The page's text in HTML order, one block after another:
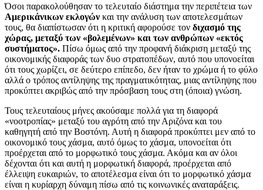
Όσοι παρακολούθησαν το τελευταίο διάστημα την περιπέτεια των
Αμερικάνικων εκλογών και την ανάλυση των αποτελεσμάτων
τους, θα διαπίστωσαν ότι η κριτική αφορούσε τον διχασμό της
χώρας, μεταξύ των «βολεμένων» και των ανθρώπων «εκτός
συστήματος». Πίσω όμως από την προφανή διάκριση μεταξύ της
οικονομικής διαφοράς των δυο στρατοπέδων, αυτό που υπονοείται
ότι τους χωρίζει, σε δεύτερο επίπεδο, δεν ήταν το χρώμα ή το φύλο
αλλά ο τρόπος αντίληψης της πραγματικότητας, μιας αντίληψης που
προκύπτει ακριβώς από την πρόσβαση τους στη (όποια) γνώση.
Τους τελευταίους μήνες ακούσαμε πολλά για τη διαφορά
«νοοτροπίας» μεταξύ του αγρότη από την Αριζόνα και του
καθηγητή από την Βοστόνη. Αυτή η διαφορά προκύπτει μεν από το
οικονομικό τους χάσμα, αυτό όμως το χάσμα, υπονοείται ότι
προέρχεται από το μορφωτικό τους χάσμα. Ακόμα και αν όλοι
δέχονται ότι και αυτή η μορφωτική διαφορά, προέρχεται από
έλλειψη ευκαιριών, το αποτέλεσμα είναι ότι το μορφωτικό χάσμα
είναι η κυρίαρχη δύναμη πίσω από τις κοινωνικές αναταράξεις.